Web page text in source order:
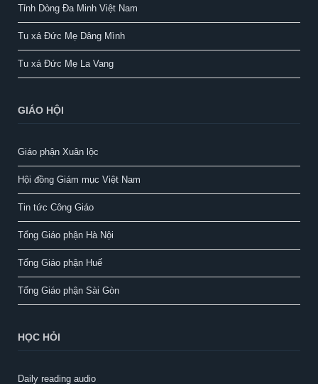
Tỉnh Dòng Đa Minh Việt Nam
Tu xá Đức Mẹ Dâng Mình
Tu xá Đức Mẹ La Vang
GIÁO HỘI
Giáo phận Xuân lộc
Hội đồng Giám mục Việt Nam
Tin tức Công Giáo
Tổng Giáo phận Hà Nội
Tổng Giáo phận Huế
Tổng Giáo phận Sài Gòn
HỌC HỎI
Daily reading audio